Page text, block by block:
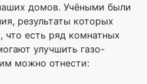
домов. Учёными были
результаты которых
что есть ряд комнатных
улучшить газо-
можно отнести: